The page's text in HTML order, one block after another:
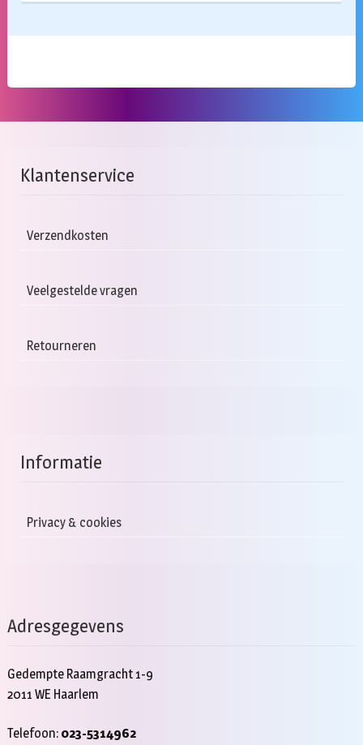
Klantenservice
Verzendkosten
Veelgestelde vragen
Retourneren
Informatie
Privacy & cookies
Adresgegevens
Gedempte Raamgracht 1-9
2011 WE Haarlem
Telefoon: 023-5314962